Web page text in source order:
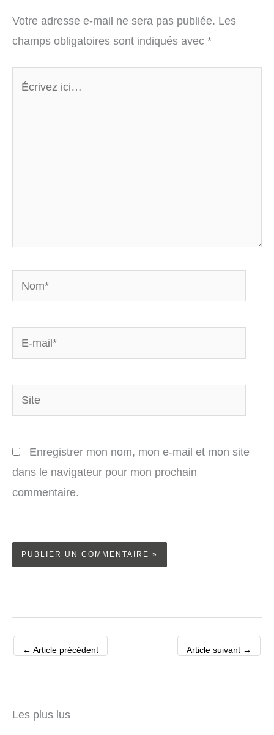
Votre adresse e-mail ne sera pas publiée. Les
champs obligatoires sont indiqués avec *
Nom*
E-
mail*
Site
Enregistrer mon nom, mon e-mail et mon site
dans le navigateur pour mon prochain
commentaire.
← Article précédent Article suivant →
Les plus lus